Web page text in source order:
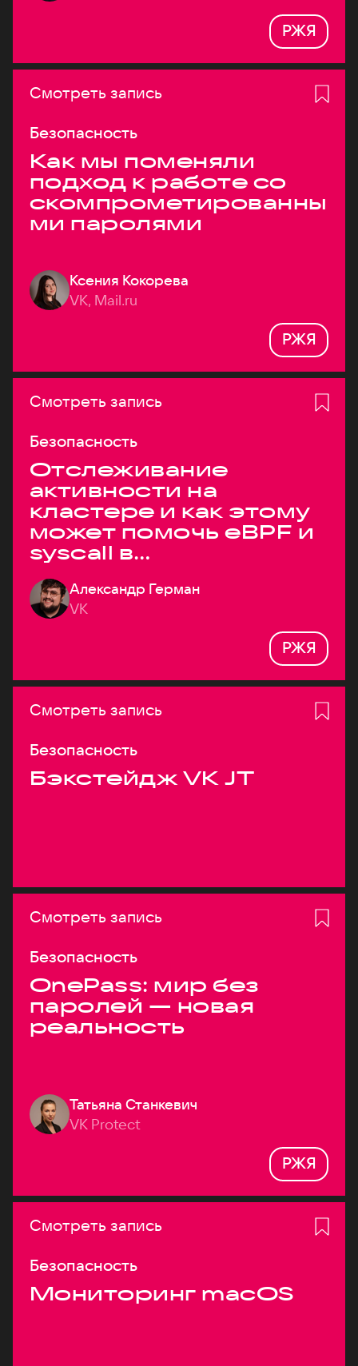
РЖЯ
Смотреть запись
Безопасность
Как мы поменяли
подход к работе со
скомпрометированны
ми паролями
Ксения Кокорева
VK, Mail.ru
РЖЯ
Смотреть запись
Безопасность
Отслеживание
активности на
кластере и как этому
может помочь eBPF и
syscall в
высоконагруженных
системах
Александр Герман
VK
РЖЯ
Смотреть запись
Безопасность
Бэкстейдж VK JT
Смотреть запись
Безопасность
OnePass: мир без
паролей — новая
реальность
Татьяна Станкевич
VK Protect
РЖЯ
Смотреть запись
Безопасность
Мониторинг macOS